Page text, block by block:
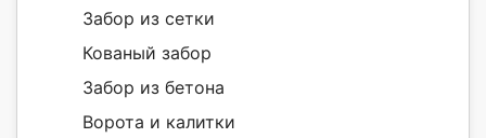
Забор из сетки
Кованый забор
Забор из бетона
Ворота и калитки